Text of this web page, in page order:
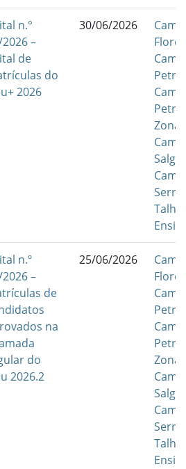
n.°
–
de
do
2026
30/06/2026
Zona
Serra
n.º
–
de
na
do
2026.2
25/06/2026
Zona
Serra